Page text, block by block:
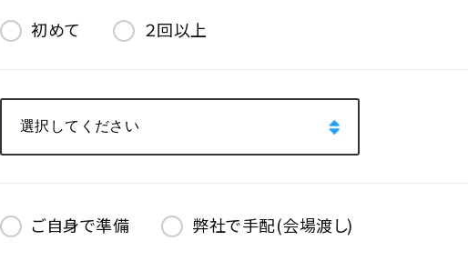
初めて ２回以上
ご自身で準備 弊社で手配(会場渡し)